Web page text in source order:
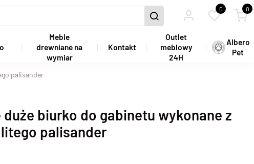
0 0
Meble
drewniane na
wymiar
Kontakt
Outlet
meblowy
24H
Albero
Pet
palisander
duże biurko do gabinetu wykonane z
palisander